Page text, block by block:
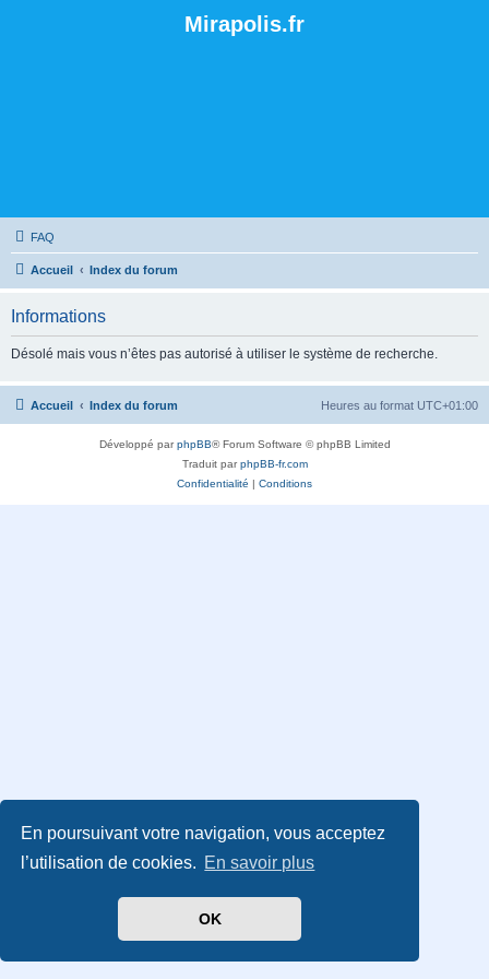
En poursuivant votre navigation, vous acceptez
l’utilisation de cookies. En savoir plus
OK
Mirapolis.fr
FAQ
Accueil Index du forum
Informations
Désolé mais vous n’êtes pas autorisé à utiliser le système de recherche.
Accueil Index du forum Heures au format UTC+01:00
Développé parphpBB® Forum Software © phpBB Limited
Traduit parphpBB-fr.com
Confidentialité | Conditions